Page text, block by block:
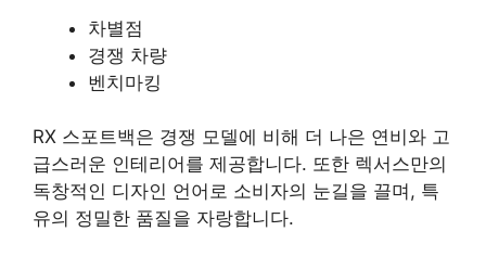
차별점
경쟁 차량
벤치마킹
RX 스포트백은 경쟁 모델에 비해 더 나은 연비와 고
급스러운 인테리어를 제공합니다. 또한 렉서스만의
독창적인 디자인 언어로 소비자의 눈길을 끌며, 특
유의 정밀한 품질을 자랑합니다.